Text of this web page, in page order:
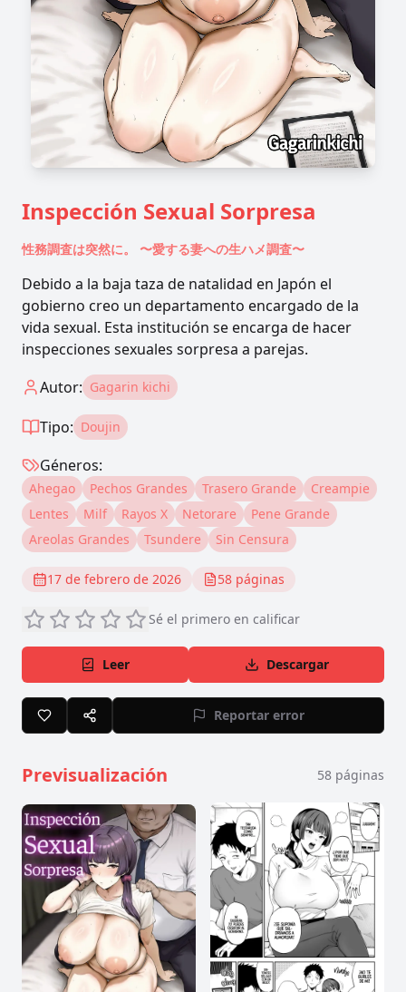
Inspección Sexual Sorpresa
性務調査は突然に。 〜愛する妻への生ハメ調査〜
Debido a la baja taza de natalidad en Japón el
gobierno creo un departamento encargado de la
vida sexual. Esta institución se encarga de hacer
inspecciones sexuales sorpresa a parejas.
Autor: Gagarin kichi
Tipo: Doujin
Géneros:
Ahegao Pechos Grandes Trasero Grande
Creampie
Lentes
Milf Rayos X Netorare
Pene Grande
Areolas Grandes
Tsundere Sin Censura
17 de febrero de 2026 58 páginas
Sé el primero en calificar
Leer Descargar
Reportar error
Previsualización 58 páginas